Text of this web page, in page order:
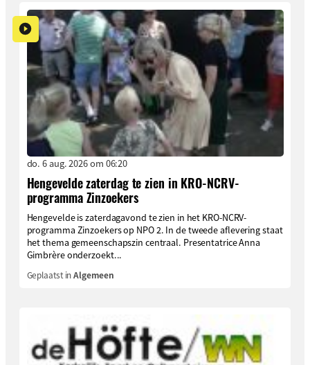
do. 6 aug. 2026 om 06:20
Hengevelde zaterdag te zien in KRO-NCRV-
programma Zinzoekers
Hengevelde is zaterdagavond te zien in het KRO-NCRV-
programma Zinzoekers op NPO 2. In de tweede aflevering staat
het thema gemeenschapszin centraal. Presentatrice Anna
Gimbrère onderzoekt...
Geplaatst inAlgemeen